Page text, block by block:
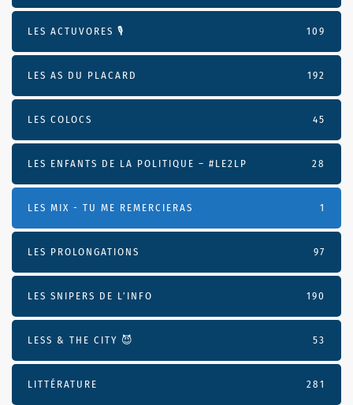
LES ACTUVORES 🎙 109
LES AS DU PLACARD 192
LES COLOCS 45
LES ENFANTS DE LA POLITIQUE – #LE2LP 28
LES MIX - TU ME REMERCIERAS 1
LES PROLONGATIONS 97
LES SNIPERS DE L’INFO 190
LESS & THE CITY 😈 53
LITTÉRATURE 281